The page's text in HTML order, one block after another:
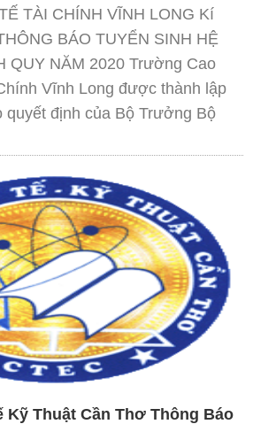
TÀI CHÍNH VĨNH LONG Kí
BÁO TUYỂN SINH HỆ
QUY NĂM 2020 Trường Cao
Vĩnh Long được thành lập
quyết định của Bộ Trưởng Bộ
Kỹ Thuật Cần Thơ Thông Báo